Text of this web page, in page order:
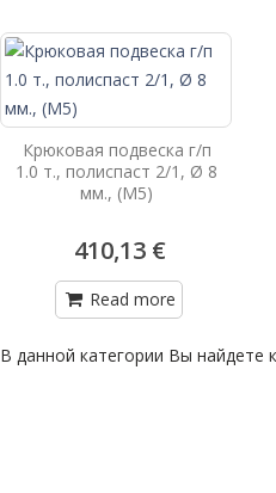
Крюковая подвеска г/п
1.0 т., полиспаст 2/1, Ø 8
мм., (М5)
410,13 €
Read more
В данной категории Вы найдете